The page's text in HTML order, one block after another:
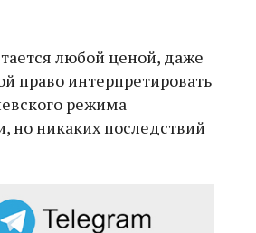
любой ценой, даже
право интерпретировать
режима
но никаких последствий